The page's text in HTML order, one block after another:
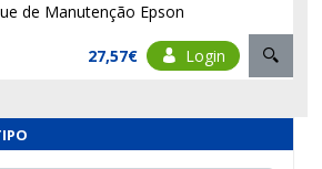
de Manutenção Epson
27,57€ Login